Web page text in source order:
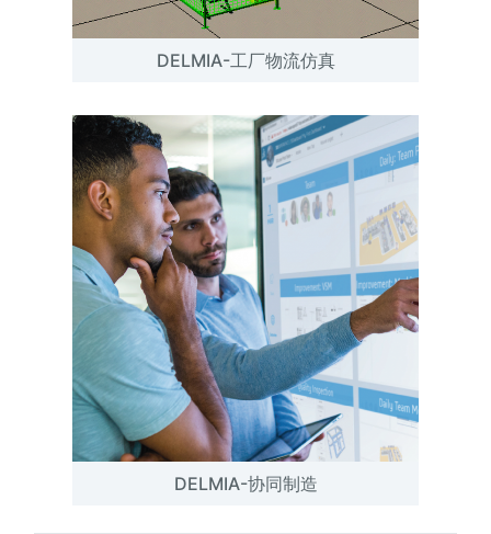
DELMIA-工厂物流仿真
DELMIA-协同制造